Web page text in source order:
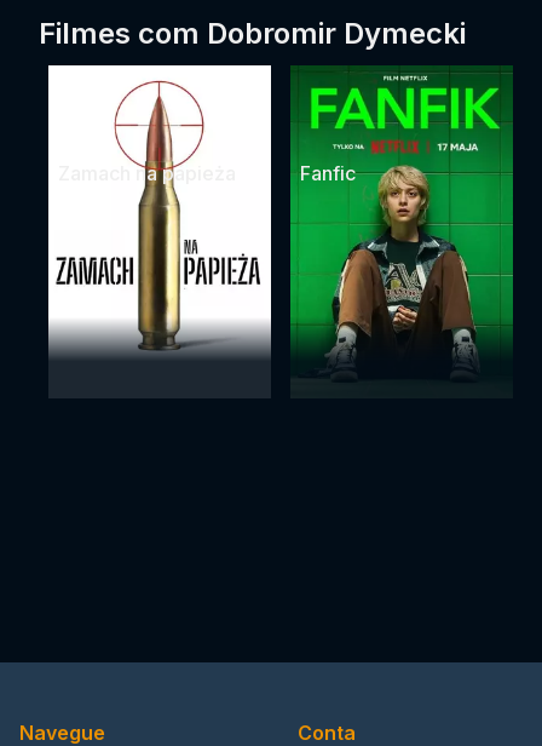
Filmes com Dobromir Dymecki
Zamach na papieża Fanfic
Navegue Conta